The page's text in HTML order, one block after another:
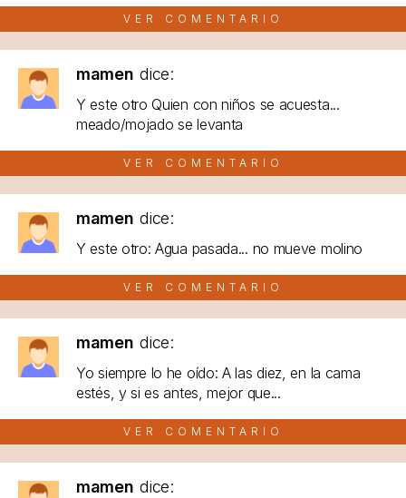
VER COMENTARIO
mamen dice:
Y este otro Quien con niños se acuesta...
meado/mojado se levanta
VER COMENTARIO
mamen dice:
Y este otro: Agua pasada... no mueve molino
VER COMENTARIO
mamen dice:
Yo siempre lo he oído: A las diez, en la cama
estés, y si es antes, mejor que...
VER COMENTARIO
mamen dice: